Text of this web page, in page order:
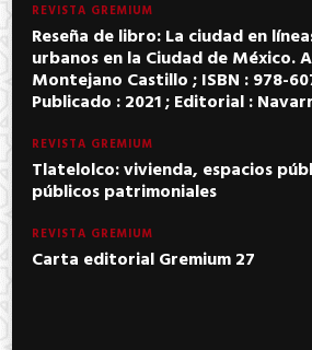
REVISTA GREMIUM
Reseña de libro: La ciudad en
urbanos en la Ciudad de México.
Montejano Castillo ; ISBN : 978-
Publicado : 2021 ; Editorial :
REVISTA GREMIUM
Tlatelolco: vivienda, espacios
públicos patrimoniales
REVISTA GREMIUM
Carta editorial Gremium 27